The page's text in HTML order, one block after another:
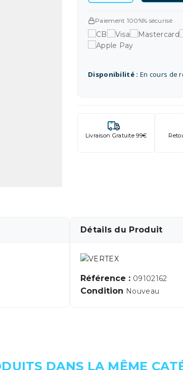
Paiement 100%% sécurisé
Disponibilité : En cours de
Livraison Gratuite 99€
Détails du Produit
Référence : 09102162
Condition Nouveau
DANS LA MÊME